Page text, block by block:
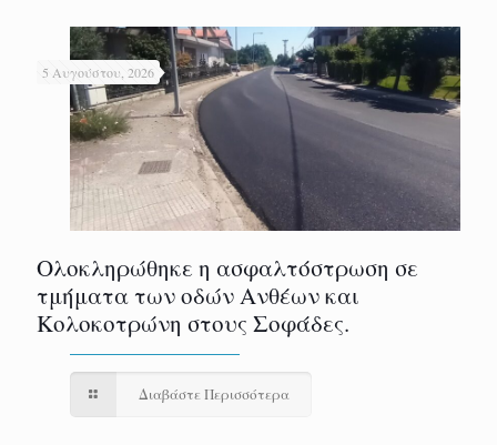
5 Αυγούστου, 2026
Ολοκληρώθηκε η ασφαλτόστρωση σε
τμήματα των οδών Ανθέων και
Κολοκοτρώνη στους Σοφάδες.
Διαβάστε Περισσότερα